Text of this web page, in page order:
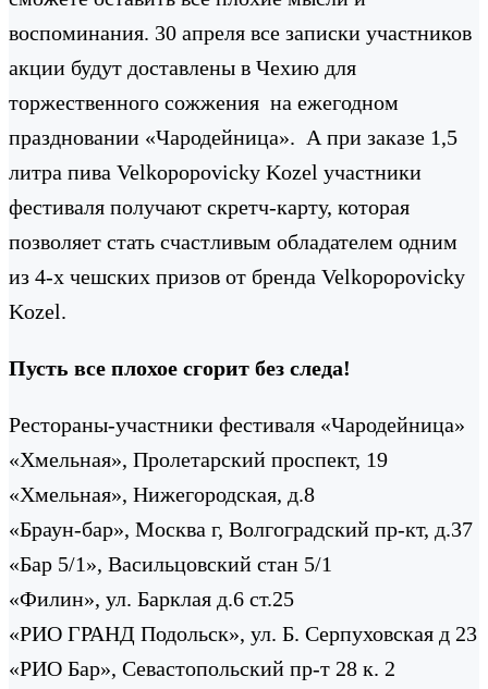
воспоминания. 30 апреля все записки участников
акции будут доставлены в Чехию для
торжественного сожжения на ежегодном
праздновании «Чародейница». А при заказе 1,5
литра пива Velkopopovicky Kozel участники
фестиваля получают скретч-карту, которая
позволяет стать счастливым обладателем одним
из 4-х чешских призов от бренда Velkopopovicky
Kozel.
Пусть все плохое сгорит без следа!
Рестораны-участники фестиваля «Чародейница»
«Хмельная», Пролетарский проспект, 19
«Хмельная», Нижегородская, д.8
«Браун-бар», Москва г, Волгоградский пр-кт, д.37
«Бар 5/1», Васильцовский стан 5/1
«Филин», ул. Барклая д.6 ст.25
«РИО ГРАНД Подольск», ул. Б. Серпуховская д 23
«РИО Бар», Севастопольский пр-т 28 к. 2